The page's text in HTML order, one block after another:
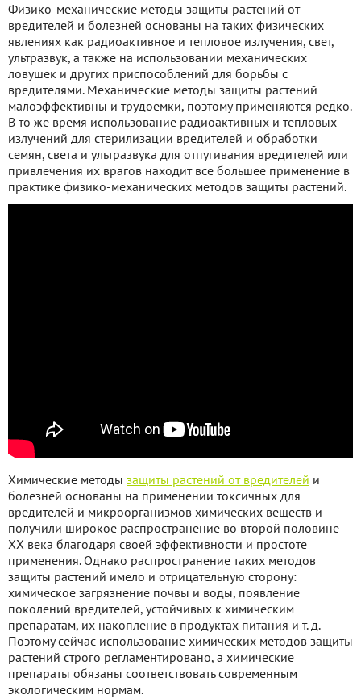
Физико-механические методы защиты растений от
вредителей и болезней основаны на таких физических
явлениях как радиоактивное и тепловое излучения, свет,
ультразвук, а также на использовании механических
ловушек и других приспособлений для борьбы с
вредителями. Механические методы защиты растений
малоэффективны и трудоемки, поэтому применяются редко.
В то же время использование радиоактивных и тепловых
излучений для стерилизации вредителей и обработки
семян, света и ультразвука для отпугивания вредителей или
привлечения их врагов находит все большее применение в
практике физико-механических методов защиты растений.
Химические методы защиты растений от вредителей и
болезней основаны на применении токсичных для
вредителей и микроорганизмов химических веществ и
получили широкое распространение во второй половине
ХХ века благодаря своей эффективности и простоте
применения. Однако распространение таких методов
защиты растений имело и отрицательную сторону:
химическое загрязнение почвы и воды, появление
поколений вредителей, устойчивых к химическим
препаратам, их накопление в продуктах питания и т. д.
Поэтому сейчас использование химических методов защиты
растений строго регламентировано, а химические
препараты обязаны соответствовать современным
экологическим нормам.